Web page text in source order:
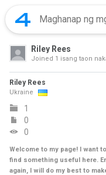
Riley Rees
Joined 1 isang taon
Riley Rees
Ukraine
1
0
0
Welcome to my page! I want
find something useful here.
again, I will do my best to